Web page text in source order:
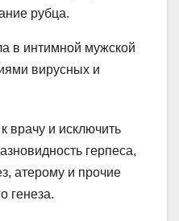
рубца.
в интимной мужской
вирусных и
врачу и исключить
герпеса,
атерому и прочие
генеза.